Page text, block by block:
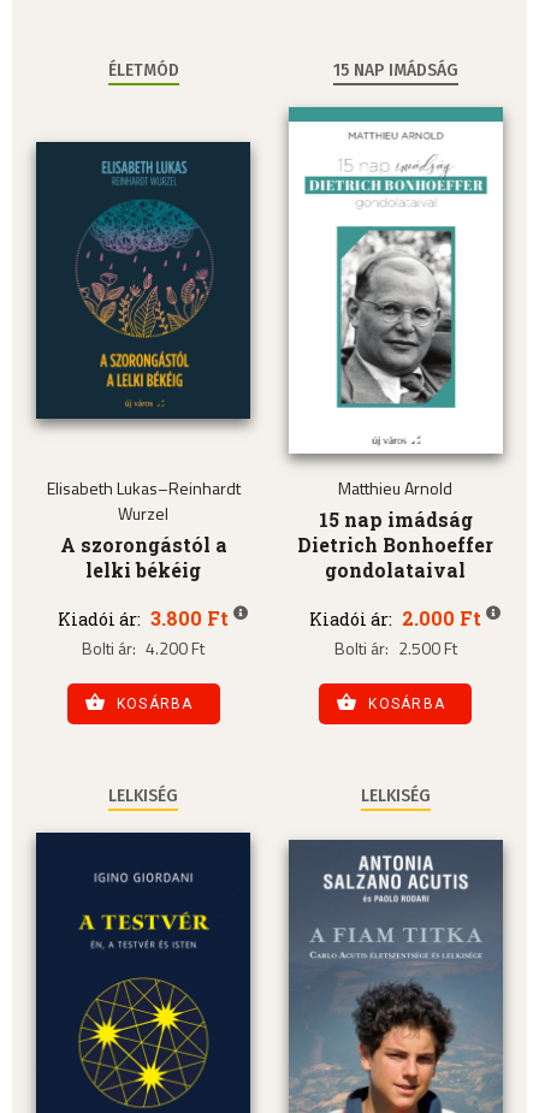
ÉLETMÓD
Elisabeth Lukas–Reinhardt
Wurzel
A szorongástól a
lelki békéig
Kiadói ár: 3.800 Ft
Bolti ár: 4.200 Ft
KOSÁRBA
15 NAP IMÁDSÁG
Matthieu Arnold
15 nap imádság
Dietrich Bonhoeffer
gondolataival
Kiadói ár: 2.000 Ft
Bolti ár: 2.500 Ft
KOSÁRBA
LELKISÉG LELKISÉG